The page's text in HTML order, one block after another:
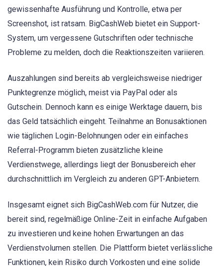
gewissenhafte Ausführung und Kontrolle, etwa per
Screenshot, ist ratsam. BigCashWeb bietet ein Support-
System, um vergessene Gutschriften oder technische
Probleme zu melden, doch die Reaktionszeiten variieren.
Auszahlungen sind bereits ab vergleichsweise niedriger
Punktegrenze möglich, meist via PayPal oder als
Gutschein. Dennoch kann es einige Werktage dauern, bis
das Geld tatsächlich eingeht. Teilnahme an Bonusaktionen
wie täglichen Login-Belohnungen oder ein einfaches
Referral-Programm bieten zusätzliche kleine
Verdienstwege, allerdings liegt der Bonusbereich eher
durchschnittlich im Vergleich zu anderen GPT-Anbietern.
Insgesamt eignet sich BigCashWeb.com für Nutzer, die
bereit sind, regelmäßige Online-Zeit in einfache Aufgaben
zu investieren und keine hohen Erwartungen an das
Verdienstvolumen stellen. Die Plattform bietet verlässliche
Funktionen, kein Risiko durch Vorkosten und eine solide